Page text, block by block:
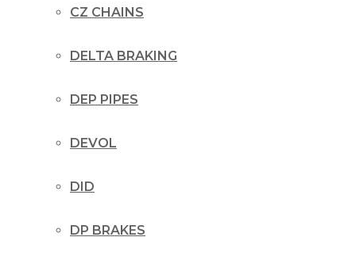
CZ CHAINS
DELTA BRAKING
DEP PIPES
DEVOL
DID
DP BRAKES